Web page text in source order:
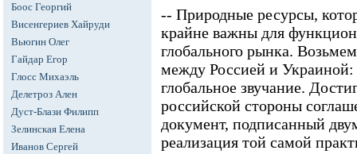
Боос Георгий
Висенгериев Хайруди
Вьюгин Олег
Гайдар Егор
Глосс Михаэль
Делетроз Ален
Дуст-Блази Филипп
Зелинская Елена
Иванов Сергей
-- Природные ресурсы,
крайне важны для
глобального рынка.
между Россией и
глобальное звучание.
российской стороны
документ, подписанный
реализация той самой